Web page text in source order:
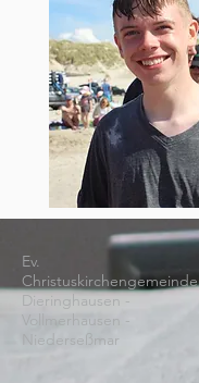
Ev.
Christuskirchengemeinde
Dieringhausen -
Vollmerhausen -
Niederseßmar